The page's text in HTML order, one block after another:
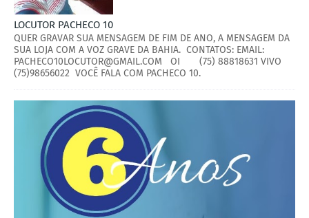
LOCUTOR PACHECO 10
QUER GRAVAR SUA MENSAGEM DE FIM DE ANO, A MENSAGEM DA
SUA LOJA COM A VOZ GRAVE DA BAHIA. CONTATOS: EMAIL:
PACHECO10LOCUTOR@GMAIL.COM OI (75) 88818631 VIVO
(75)98656022 VOCÊ FALA COM PACHECO 10.